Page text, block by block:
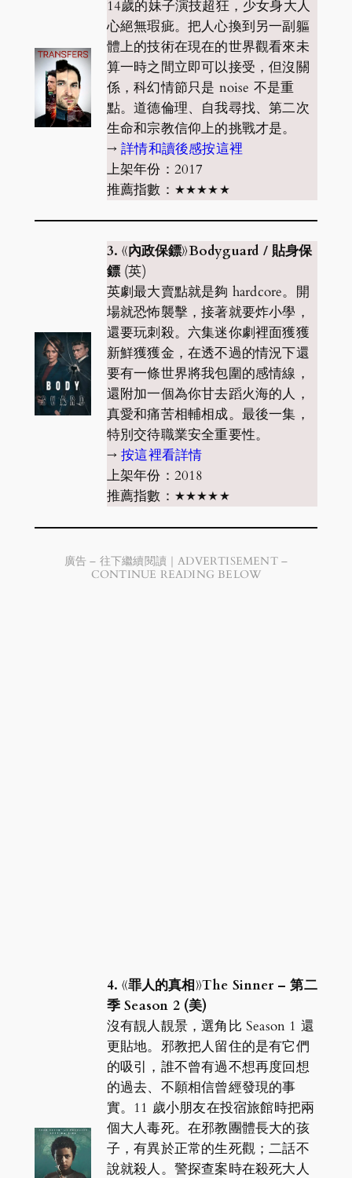
14歲的妹子演技超狂，少女身大人
心絕無瑕疵。把人心換到另一副軀
體上的技術在現在的世界觀看來未
算一時之間立即可以接受，但沒關
係，科幻情節只是 noise 不是重
點。道德倫理、自我尋找、第二次
生命和宗教信仰上的挑戰才是。
→詳情和讀後感按這裡
上架年份：2017
推薦指數：★★★★★
3. 《內政保鏢》Bodyguard / 貼身保
鏢(英)
英劇最大賣點就是夠 hardcore。開
場就恐怖襲擊，接著就要炸小學，
還要玩刺殺。六集迷你劇裡面獲獲
新鮮獲獲金，在透不過的情況下還
要有一條世界將我包圍的感情線，
還附加一個為你甘去蹈火海的人，
真愛和痛苦相輔相成。最後一集，
特別交待職業安全重要性。
→按這裡看詳情
上架年份：2018
推薦指數：★★★★★
廣告 – 往下繼續閱讀｜ADVERTISEMENT –
CONTINUE READING BELOW
4. 《罪人的真相》The Sinner – 第二
季 Season 2 (美)
沒有靚人靚景，選角比 Season 1 還
更貼地。邪教把人留住的是有它們
的吸引，誰不曾有過不想再度回想
的過去、不願相信曾經發現的事
實。11 歲小朋友在投宿旅館時把兩
個大人毒死。在邪教團體長大的孩
子，有異於正常的生死觀；二話不
說就殺人。警探查案時在殺死大人